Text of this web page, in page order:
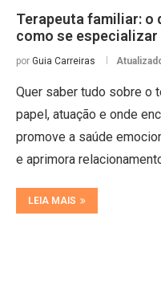
Terapeuta familiar: o
como se especializar
por Guia Carreiras
Quer saber tudo sobre o
papel, atuação e onde
promove a saúde
e aprimora
LEIA MAIS